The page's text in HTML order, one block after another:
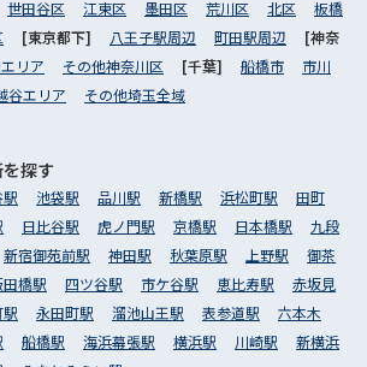
世田谷区 江東区 墨田区 荒川区 北区
板橋
[東京都下] 八王子駅周辺 町田駅周辺
[神奈
リア その他神奈川区 [千葉] 船橋市
市川
谷エリア その他埼玉全域
探す
池袋駅 品川駅 新橋駅 浜松町駅
田町
日比谷駅 虎ノ門駅 京橋駅 日本橋駅
九段
新宿御苑前駅 神田駅 秋葉原駅 上野駅
御茶
田橋駅 四ツ谷駅 市ケ谷駅 恵比寿駅
赤坂見
永田町駅 溜池山王駅 表参道駅
六本木
船橋駅 海浜幕張駅 横浜駅 川崎駅
新横浜